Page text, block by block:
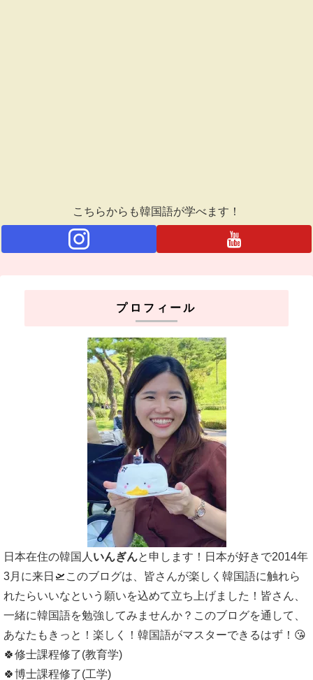
こちらからも韓国語が学べます！
プロフィール
日本在住の韓国人 いんぎんと申します！日本が好きで2014年
3月に来日🛫このブログは、皆さんが楽しく韓国語に触れら
れたらいいなという願いを込めて立ち上げました！皆さん、
一緒に韓国語を勉強してみませんか？このブログを通して、
あなたもきっと！楽しく！韓国語がマスターできるはず！😘
🍀修士課程修了(教育学)
🍀博士課程修了(工学)